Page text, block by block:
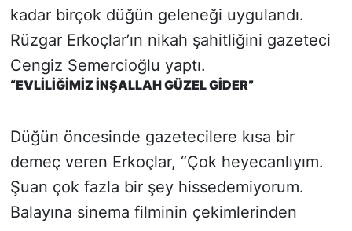
kadar birçok düğün geleneği uygulandı.
Rüzgar Erkoçlar’ın nikah şahitliğini gazeteci
Cengiz Semercioğlu yaptı.
“EVLİLİĞİMİZ İNŞALLAH GÜZEL GİDER”
Düğün öncesinde gazetecilere kısa bir
demeç veren Erkoçlar, “Çok heyecanlıyım.
Şuan çok fazla bir şey hissedemiyorum.
Balayına sinema filminin çekimlerinden